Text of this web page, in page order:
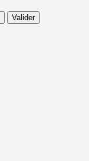
Valider